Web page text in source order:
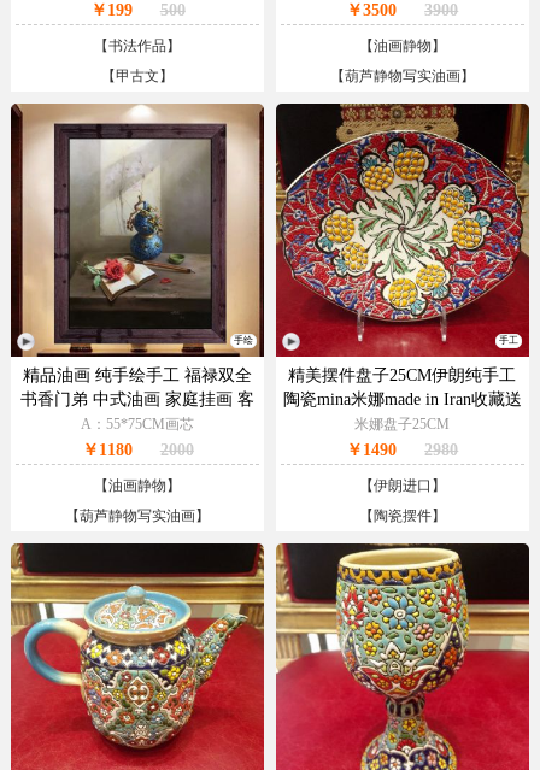
￥199 500
【书法作品 】
【甲古文 】
￥3500 3900
【油画静物 】
【葫芦静物写实油画】
手绘
精品油画 纯手绘手工 福禄双全
书香门弟 中式油画 家庭挂画 客
厅挂画 别墅挂画
A：55*75CM画芯
￥1180 2000
【油画静物 】
【葫芦静物写实油画】
手工
精美摆件盘子25CM伊朗纯手工
陶瓷mina米娜made in Iran收藏送
礼极品
米娜盘子25CM
￥1490 2980
【伊朗进口 】
【 陶瓷摆件】